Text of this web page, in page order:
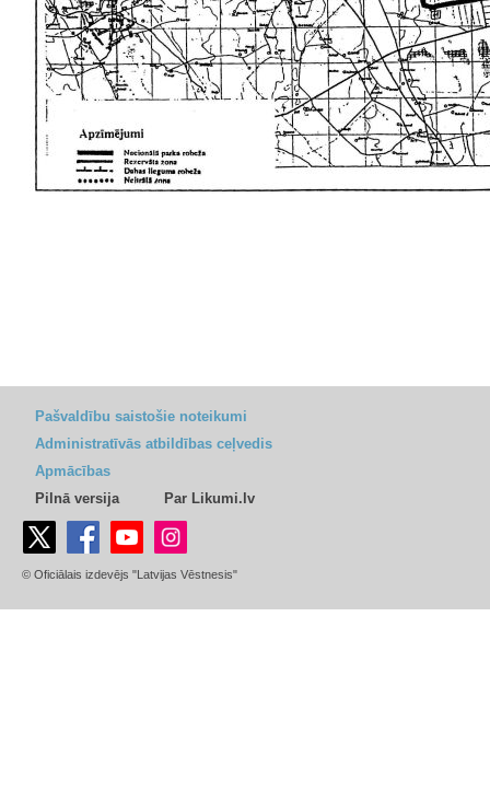
Pašvaldību saistošie noteikumi
Administratīvās atbildības ceļvedis
Apmācības
Pilnā versija
Par Likumi.lv
© Oficiālais izdevējs "Latvijas Vēstnesis"